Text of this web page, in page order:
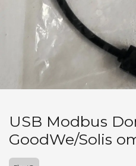
USB Modbus
GoodWe/Solis